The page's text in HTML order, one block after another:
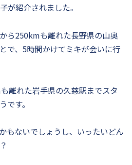
が紹介されました。
ら250kmも離れた長野県の山奥
で、5時間かけてミキが会いに行
離れた岩手県の久慈駅までスタ
です。
もないでしょうし、いったいどん